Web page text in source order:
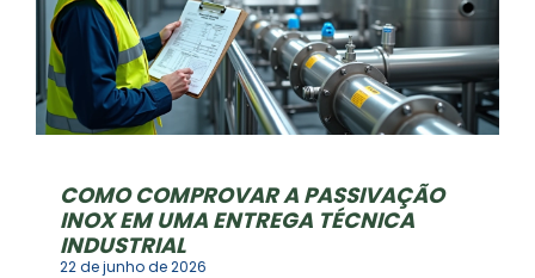
COMO COMPROVAR A PASSIVAÇÃO
INOX EM UMA ENTREGA TÉCNICA
INDUSTRIAL
22 de junho de 2026